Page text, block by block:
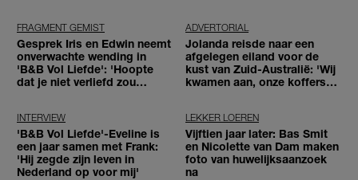
FRAGMENT GEMIST
Gesprek Iris en Edwin neemt
onverwachte wending in
'B&B Vol Liefde': 'Hoopte
dat je niet verliefd zou
ADVERTORIAL
Jolanda reisde naar een
afgelegen eiland voor de
kust van Zuid-Australië: 'Wij
kwamen aan, onze koffers
INTERVIEW
'B&B Vol Liefde'-Eveline is
een jaar samen met Frank:
'Hij zegde zijn leven in
Nederland op voor mij'
LEKKER LOEREN
Vijftien jaar later: Bas Smit
en Nicolette van Dam maken
foto van huwelijksaanzoek
na